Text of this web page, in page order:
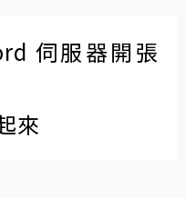
伺服器開張
來